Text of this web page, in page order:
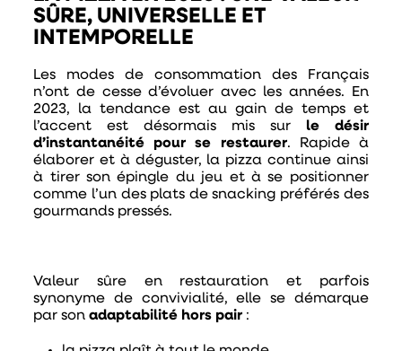
SÛRE, UNIVERSELLE ET
INTEMPORELLE
Les modes de consommation des Français
n’ont de cesse d’évoluer avec les années. En
2023, la tendance est au gain de temps et
l’accent est désormais mis surle désir
d’instantanéité pour se restaurer. Rapide à
élaborer et à déguster, la pizza continue ainsi
à tirer son épingle du jeu et à se positionner
comme l’un des plats de snacking préférés des
gourmands pressés.
Valeur sûre en restauration et parfois
synonyme de convivialité, elle se démarque
par sonadaptabilité hors pair :